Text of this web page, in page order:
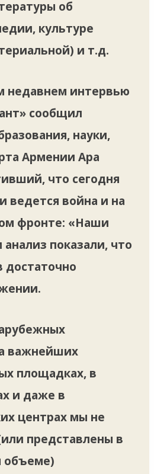
об
культуре
и т.д.
недавнем интервью
сообщил
науки,
Армении Ара
что сегодня
ведется война и на
фронте: «Наши
показали, что
достаточно
важнейших
площадках, в
и даже в
центрах мы не
представлены в
объеме)